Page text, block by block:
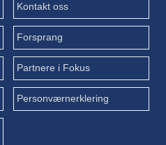
Kontakt oss
Forsprang
Partnere i Fokus
Personværnerklering